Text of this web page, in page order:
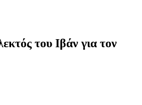
του Ιβάν για τον